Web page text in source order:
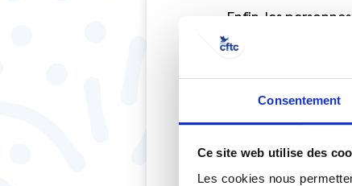
Consentement
Ce site web utilise des
Les cookies nous
Enfin, les
employeur. Cela
Crédit illustration :